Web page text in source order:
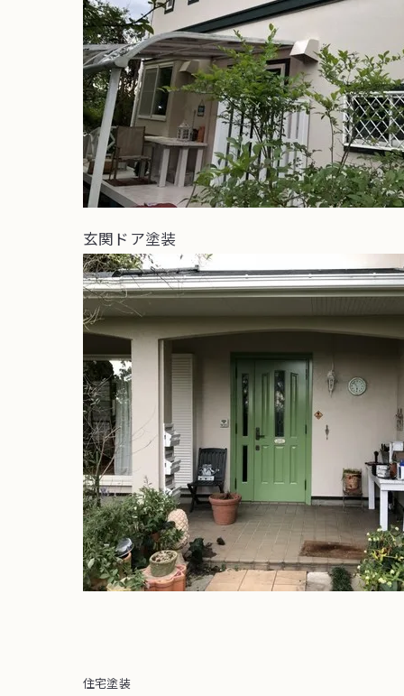
玄関ドア塗装
住宅塗装